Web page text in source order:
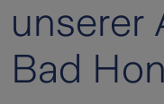
unserer
Bad